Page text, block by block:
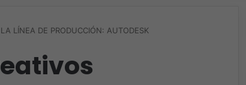
LÍNEA DE PRODUCCIÓN: AUTODESK